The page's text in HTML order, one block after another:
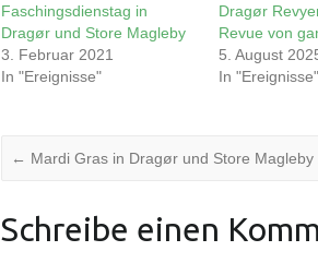
Faschingsdienstag in
Dragør und Store Magleby
3. Februar 2021
In "Ereignisse"
Dragør
Revue von
5. August
In "Ereignisse"
← Mardi Gras in Dragør und Store Magleby
Schreibe einen